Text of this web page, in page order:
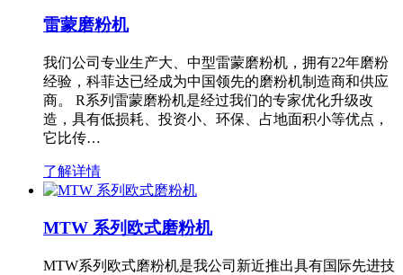
雷蒙磨粉机
我们公司专业生产大、中型雷蒙磨粉机，拥有22年磨粉
经验，科菲达已经成为中国领先的磨粉机制造商和供应
商。 R系列雷蒙磨粉机是经过我们的专家优化升级改
造，具有低损耗、投资小、环保、占地面积小等优点，
它比传…
了解详情
MTW 系列欧式磨粉机
MTW系列欧式磨粉机是我公司新近推出具有国际先进技